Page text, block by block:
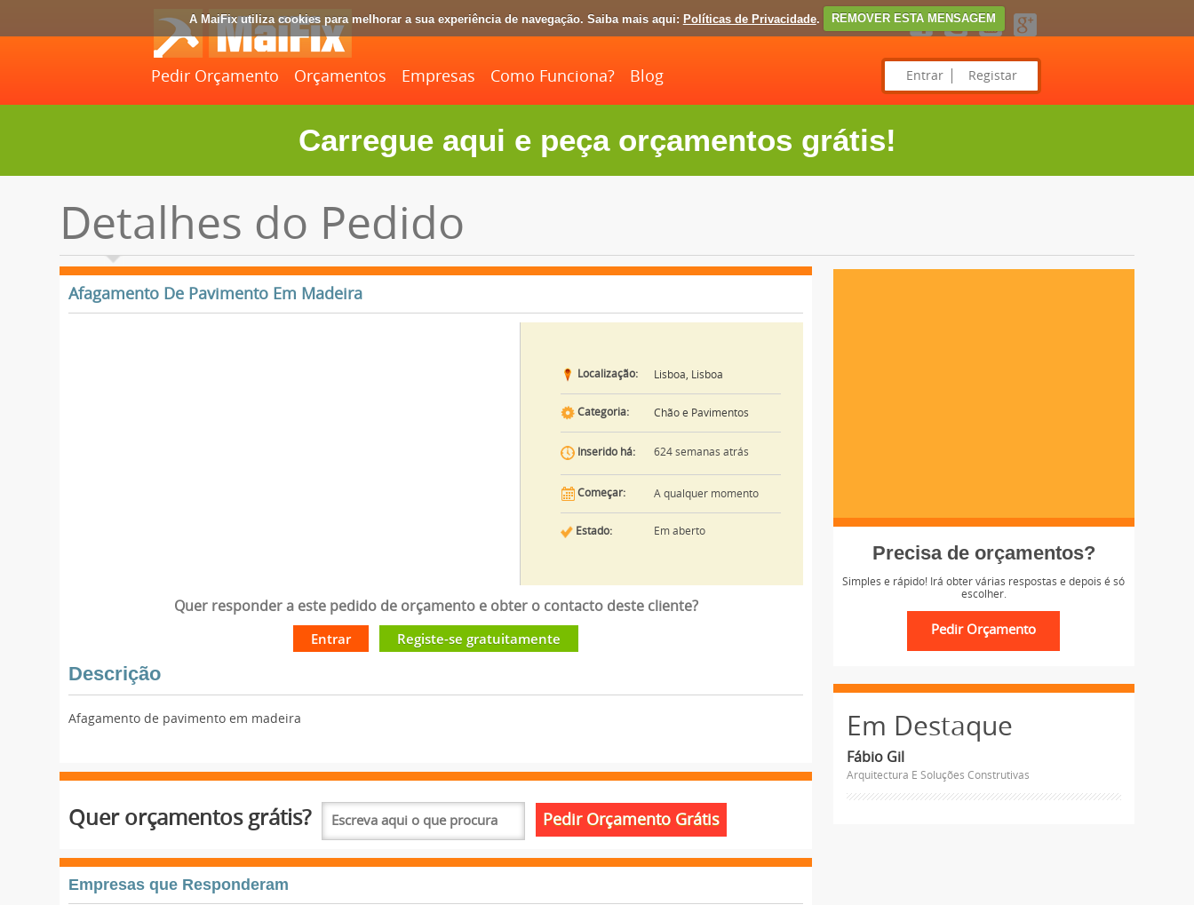
A MaiFix utiliza cookies para melhorar a sua experiência de navegação. Saiba mais aqui: Políticas de Privacidade. REMOVER ESTA MENSAGEM
Pedir Orçamento Orçamentos Empresas Como Funciona? Blog Entrar Registar
Carregue aqui e peça orçamentos grátis!
Detalhes do Pedido
Afagamento De Pavimento Em Madeira
Localização: Lisboa, Lisboa
Categoria: Chão e Pavimentos
Inserido há: 624 semanas atrás
Começar: A qualquer momento
Estado: Em aberto
Quer responder a este pedido de orçamento e obter o contacto deste cliente?
Entrar Registe-se gratuitamente
Descrição
Afagamento de pavimento em madeira
Quer orçamentos grátis?
Empresas que Responderam
Precisa de orçamentos?
Simples e rápido! Irá obter várias respostas e depois é só
escolher.
Em Destaque
Fábio Gil
Arquitectura E Soluções Construtivas